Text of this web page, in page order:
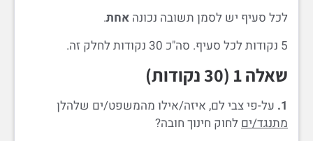
לכל סעיף יש לסמן תשובה נכונה אחת.
5 נקודות לכל סעיף. סה"כ 30 נקודות לחלק זה.
שאלה 1 (30 נקודות)
1. על-פי צבי לם, איזה/אילו מהמשפט/ים שלהלן
מתנגד/ים לחוק חינוך חובה?